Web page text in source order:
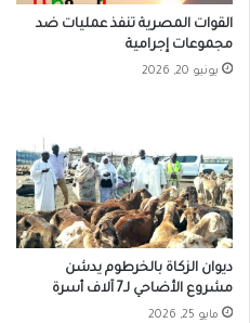
القوات المصرية تنفذ عمليات ضد
مجموعات إجرامية
يونيو 20, 2026
ديوان الزكاة بالخرطوم يدشن
مشروع الأضاحي لـ7 آلاف أسرة
مايو 25, 2026